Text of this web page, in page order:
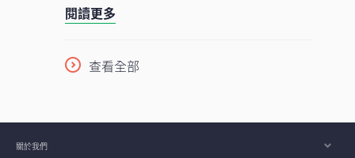
重要角色。
產流程，已橫跨多個大洲、涉及多個國家，
着半導體愈來愈成為一場不少人尚未準備就
緒的人工智能（AI）競賽之基石，理解此行
閱讀更多
查看全部
關於我們